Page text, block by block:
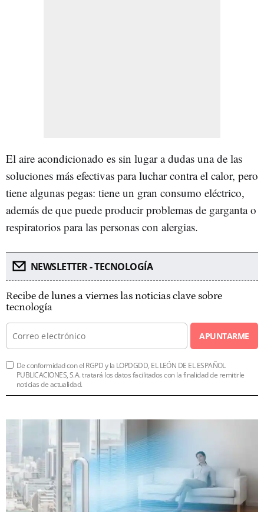
El aire acondicionado es sin lugar a dudas una de las
soluciones más efectivas para luchar contra el calor, pero
tiene algunas pegas: tiene un gran consumo eléctrico,
además de que puede producir problemas de garganta o
respiratorios para las personas con alergias.
NEWSLETTER - TECNOLOGÍA
Recibe de lunes a viernes las noticias clave sobre
tecnología
APUNTARME
De conformidad con el RGPD y la LOPDGDD, EL LEÓN DE EL ESPAÑOL
PUBLICACIONES, S.A. tratará los datos facilitados con la finalidad de remitirle
noticias de actualidad.